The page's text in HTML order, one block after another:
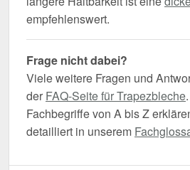
empfehlenswert.
Frage nicht dabei?
Viele weitere Fragen und
der FAQ-Seite für Trapezbleche
Fachbegriffe von A bis Z
detailliert in unserem